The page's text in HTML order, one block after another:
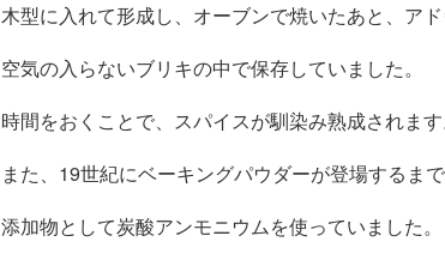
木型に入れて形成し、オーブンで焼いたあと、ア
空気の入らないブリキの中で保存していました。
時間をおくことで、スパイスが馴染み熟成されます
また、19世紀にベーキングパウダーが登場するまで
添加物として炭酸アンモニウムを使っていました。